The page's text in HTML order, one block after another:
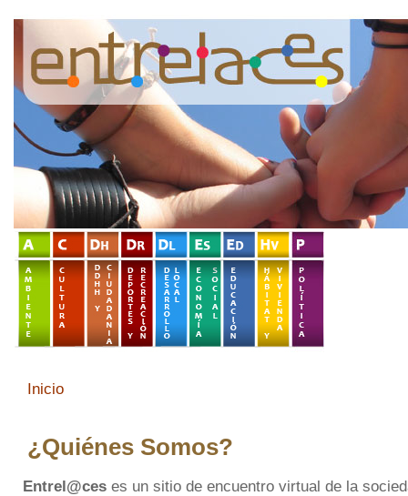
Inicio
¿Quiénes Somos?
Entrel@ces es un sitio de encuentro virtual de la